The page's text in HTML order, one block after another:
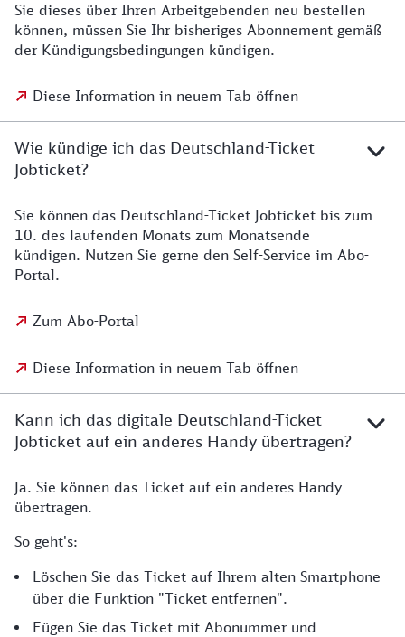
Sie dieses über Ihren Arbeitgebenden neu bestellen
können, müssen Sie Ihr bisheriges Abonnement gemäß
der Kündigungsbedingungen kündigen.
Diese Information in neuem Tab öffnen
Wie kündige ich das Deutschland-Ticket
Jobticket?
Sie können das Deutschland-Ticket Jobticket bis zum
10. des laufenden Monats zum Monatsende
kündigen. Nutzen Sie gerne den Self-Service im Abo-
Portal.
Zum Abo-Portal
Diese Information in neuem Tab öffnen
Kann ich das digitale Deutschland-Ticket
Jobticket auf ein anderes Handy übertragen?
Ja. Sie können das Ticket auf ein anderes Handy
übertragen.
So geht's:
Löschen Sie das Ticket auf Ihrem alten Smartphone
über die Funktion "Ticket entfernen".
Fügen Sie das Ticket mit Abonummer und